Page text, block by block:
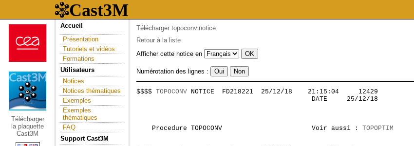
Télécharger
la plaquette
Cast3M
Accueil
Présentation
Tutoriels et vidéos
Formations
Utilisateurs
Notices
Notices thématiques
Exemples
Exemples
thématiques
FAQ
Support Cast3M
Télécharger topoconv.notice
Retour à la liste
Afficher cette notice en
Numérotation des lignes :
$$$$ TOPOCONV NOTICE  FD218221  25/12/18    21:15:04     12429
                                             DATE     25/12/18
    Procedure TOPOCONV                       Voir aussi :
TOPOPTIM